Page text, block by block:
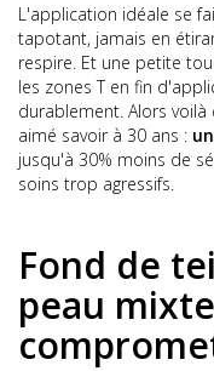
L'application idéale se
tapotant, jamais en
respire. Et une petite
les zones T en fin
durablement. Alors
aimé savoir à 30 ans :
jusqu'à 30% moins de
soins trop agressifs.
Fond de
peau